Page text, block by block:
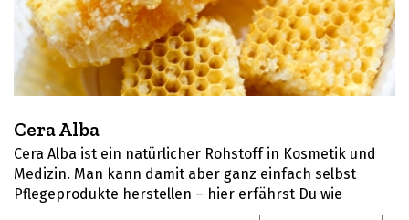
Cera Alba
Cera Alba ist ein natürlicher Rohstoff in Kosmetik und
Medizin. Man kann damit aber ganz einfach selbst
Pflegeprodukte herstellen – hier erfährst Du wie